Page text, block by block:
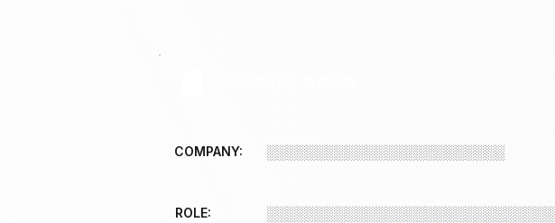
COMPANY: ░░░░░░░░░░░░░░░░░░░░░░░░
ROLE: ░░░░░░░░░░░░░░░░░░░░░░░░░░░░░